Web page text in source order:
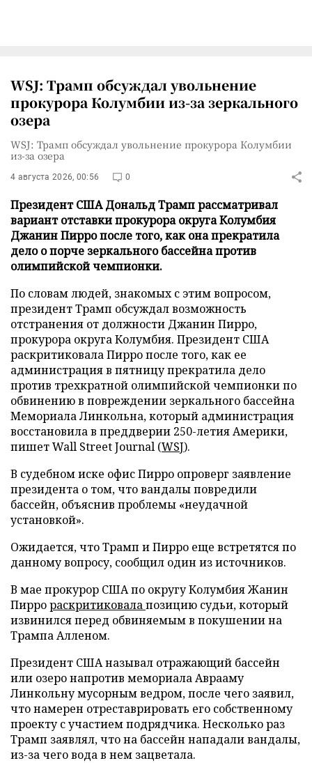
WSJ: Трамп обсуждал увольнение
прокурора Колумбии из-за зеркального
озера
WSJ: Трамп обсуждал увольнение прокурора Колумбии
из-за озера
4 августа 2026, 00:56 0
Президент США Дональд Трамп рассматривал
вариант отставки прокурора округа Колумбия
Джанин Пирро после того, как она прекратила
дело о порче зеркального бассейна против
олимпийской чемпионки.
По словам людей, знакомых с этим вопросом,
президент Трамп обсуждал возможность
отстранения от должности Джанин Пирро,
прокурора округа Колумбия. Президент США
раскритиковала Пирро после того, как ее
администрация в пятницу прекратила дело
против трехкратной олимпийской чемпионки по
обвинению в повреждении зеркального бассейна
Мемориала Линкольна, который администрация
восстановила в преддверии 250-летия Америки,
пишет Wall Street Journal (WSJ).
В судебном иске офис Пирро опроверг заявление
президента о том, что вандалы повредили
бассейн, объяснив проблемы «неудачной
установкой».
Ожидается, что Трамп и Пирро еще встретятся по
данному вопросу, сообщил один из источников.
В мае прокурор США по округу Колумбия Жанин
Пиррораскритиковалапозицию судьи, который
извинился перед обвиняемым в покушении на
Трампа Алленом.
Президент США называл отражающий бассейн
или озеро напротив мемориала Аврааму
Линкольну мусорным ведром, после чего заявил,
что намерен отреставрировать его собственному
проекту с участием подрядчика. Несколько раз
Трамп заявлял, что на бассейн нападали вандалы,
из-за чего вода в нем зацветала.